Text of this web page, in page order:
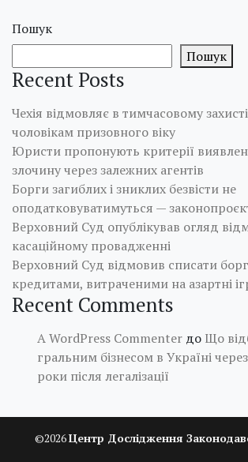
Пошук
Пошук
Recent Posts
Чехія відмовляє в тимчасовому
чоловікам призовного віку
Юристи пропонують критерії
злочину через залежних агентів
Борги загиблих і зниклих безвісти не
оподатковуватимуться —
Верховний Суд опублікував огляд
касаційному провадженні
Верховний Суд відмовив списати
кредитами, витраченими на азартні
Recent Comments
A WordPress Commenter до Що
гральним бізнесом в Україні
роки після легалізації
©2026Центр Дослідження